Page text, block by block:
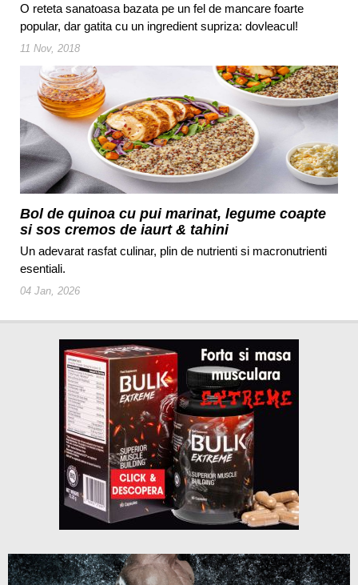
O reteta sanatoasa bazata pe un fel de mancare foarte
popular, dar gatita cu un ingredient supriza: dovleacul!
11 Nov, 2018
Bol de quinoa cu pui marinat, legume coapte
si sos cremos de iaurt & tahini
Un adevarat rasfat culinar, plin de nutrienti si macronutrienti
esentiali.
04 Jan, 2026